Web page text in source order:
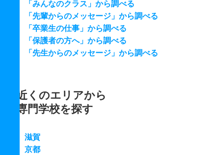
「みんなのクラス」から調べる
「先輩からのメッセージ」から調べる
「卒業生の仕事」から調べる
「保護者の方へ」から調べる
「先生からのメッセージ」から調べる
近くのエリアから
専門学校を探す
滋賀
京都